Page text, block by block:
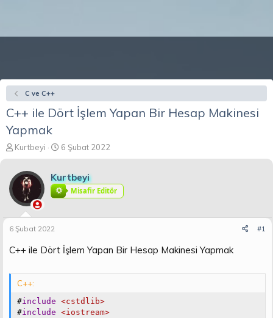
C ve C++
C++ ile Dört İşlem Yapan Bir Hesap Makinesi
Yapmak
K
o
b
y
a
ş
l
a
n
Kurtbeyi
B
a
l
a
n
a
i
6 Şubat 2022
Kurtbeyi
Misafir Editör
6 Şubat 2022 #1
C++ ile Dört İşlem Yapan Bir Hesap Makinesi Yapmak
C++:
#include <cstdlib>
#include <iostream>